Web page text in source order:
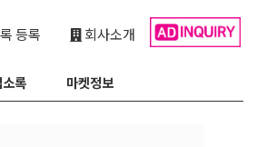
회사소개
등록
소록 마켓정보